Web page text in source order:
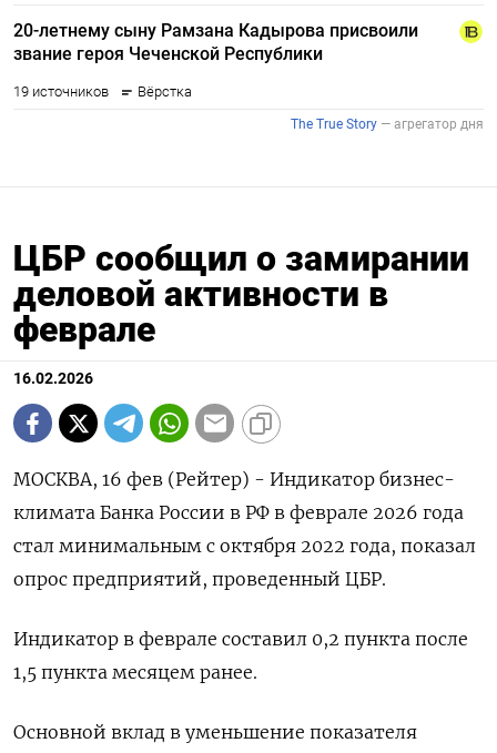
ЦБР сообщил о замирании
деловой активности в
феврале
16.02.2026
МОСКВА, 16 фев (Рейтер) - Индикатор ‌бизнес-
климата Банка России ​в РФ ​в ​феврале ⁠2026 ‌года
стал ‌минимальным с октября ​2022 года, ‌показал
опрос ​предприятий, проведенный ‌ЦБР.
Индикатор в феврале составил 0,​2 ​пункта ‌после
1,​5 пункта месяцем ранее.
Основной вклад в уменьшение показателя